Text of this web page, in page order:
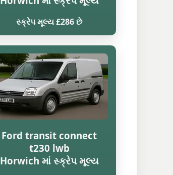
સ્ક્રેપ મૂલ્ય £286 છે
Ford transit connect
t230 lwb
Horwich માં સ્ક્રેપ મૂલ્ય